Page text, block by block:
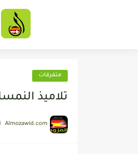
متفرقات
تلاميذ
Almozawid.com